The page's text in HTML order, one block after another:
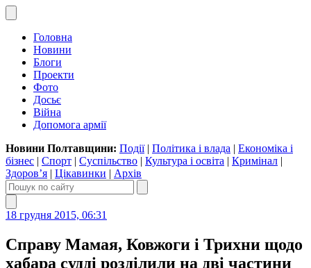
Головна
Новини
Блоги
Проекти
Фото
Досьє
Війна
Допомога армії
Новини Полтавщини: Події| Політика і влада | Економіка і
бізнес | Спорт | Суспільство | Культура і освіта | Кримінал |
Здоров’я | Цікавинки | Архів
18 грудня 2015, 06:31
Справу Мамая, Ковжоги і Трихни щодо
хабара судді розділили на дві частини